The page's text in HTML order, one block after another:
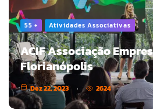
55 + Atividades Associativas
ACIF Associação
Florianópolis
Dez 22, 2023 2624